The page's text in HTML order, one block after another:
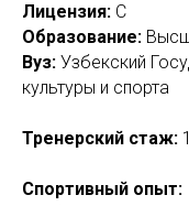
Лицензия: С
Образование:
Вуз: Узбекский
культуры и спорта
Тренерский стаж:
Спортивный опыт: